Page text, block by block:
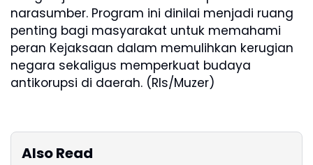
narasumber. Program ini dinilai menjadi ruang
penting bagi masyarakat untuk memahami
peran Kejaksaan dalam memulihkan kerugian
negara sekaligus memperkuat budaya
antikorupsi di daerah. (Rls/Muzer)
Also Read